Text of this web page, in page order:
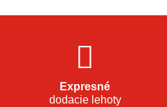
Expresné
dodacie lehoty